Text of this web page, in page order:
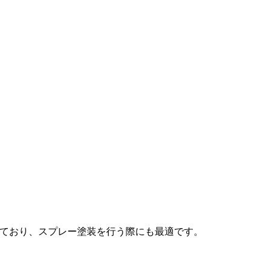
り、スプレー塗装を行う際にも最適です。